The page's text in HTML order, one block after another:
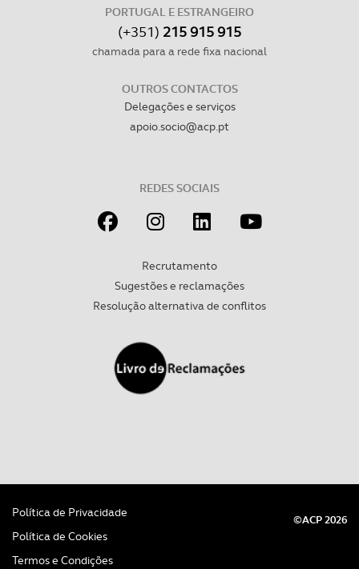
PORTUGAL E ESTRANGEIRO
(+351) 215 915 915
chamada para a rede fixa nacional
OUTROS CONTACTOS
Delegações e serviços
apoio.socio@acp.pt
REDES SOCIAIS
Recrutamento
Sugestões e reclamações
Resolução alternativa de conflitos
Política de Privacidade
Política de Cookies
Termos e Condições
©ACP 2026